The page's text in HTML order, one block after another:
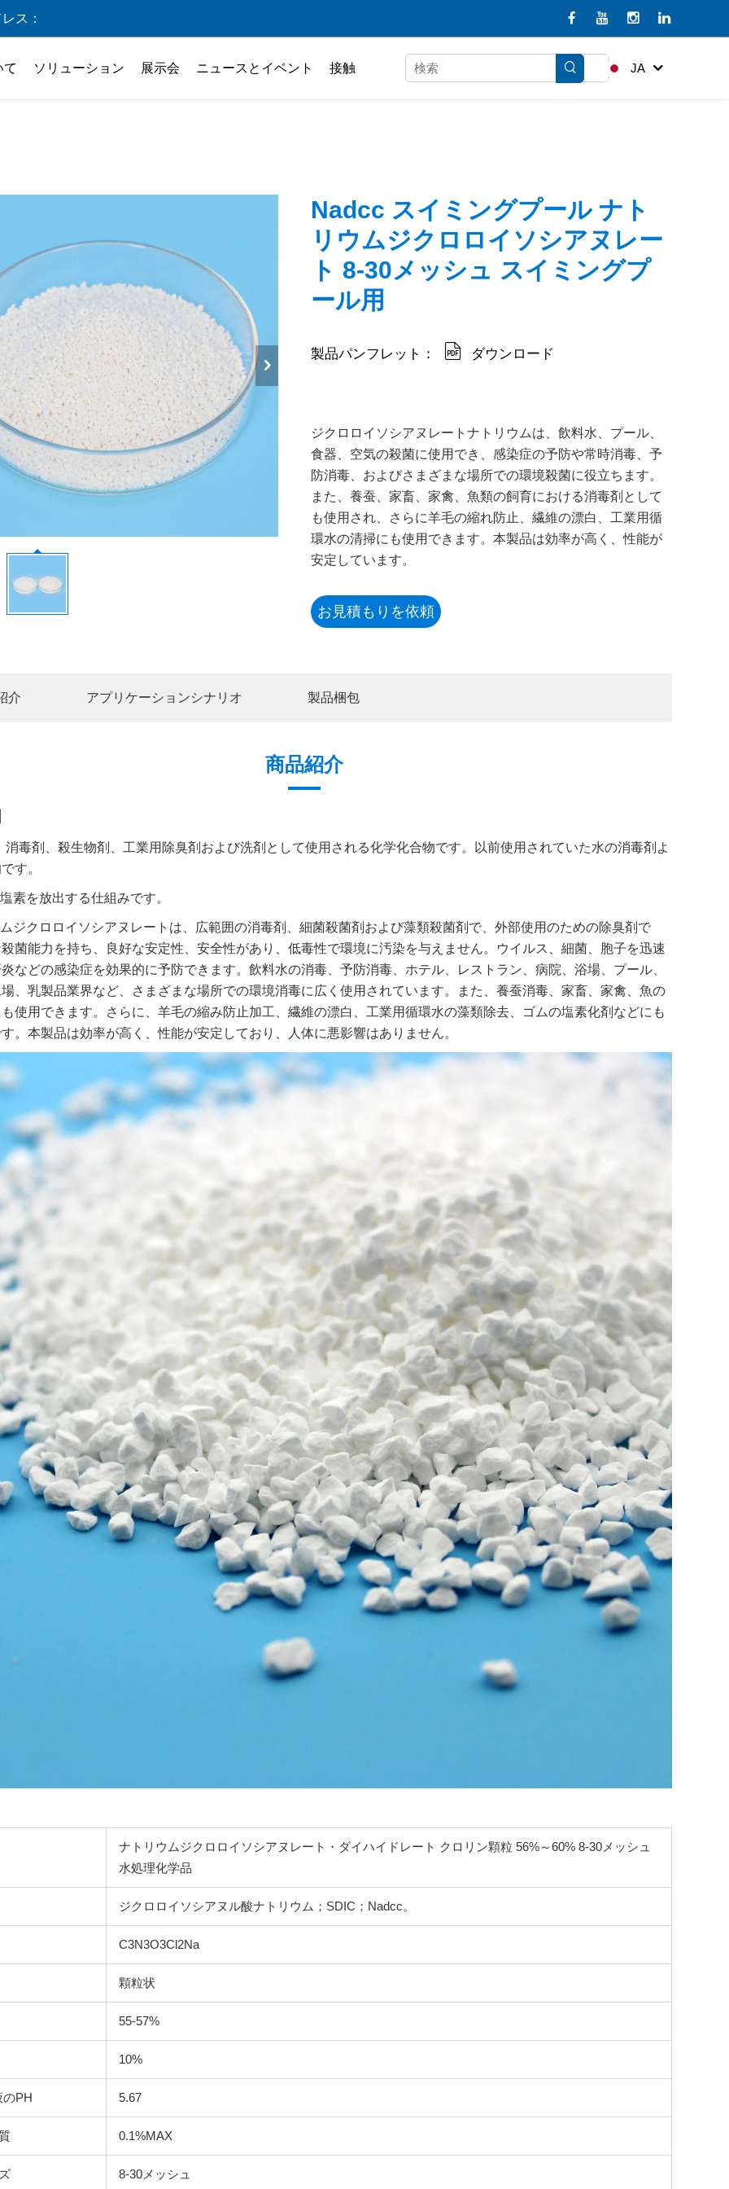
ス：
て ソリューション 展示会 ニュースとイベント 接触 JA
Nadcc スイミングプール ナト
リウムジクロロイソシアヌレー
ト 8-30メッシュ スイミングプ
ール用
製品パンフレット： ダウンロード
ジクロロイソシアヌレートナトリウムは、飲料水、プール、
食器、空気の殺菌に使用でき、感染症の予防や常時消毒、予
防消毒、およびさまざまな場所での環境殺菌に役立ちます。
また、養蚕、家畜、家禽、魚類の飼育における消毒剤として
も使用され、さらに羊毛の縮れ防止、繊維の漂白、工業用循
環水の清掃にも使用できます。本製品は効率が高く、性能が
安定しています。
お見積もりを依頼
介 アプリケーションシナリオ 製品梱包
商品紹介
消毒剤、殺生物剤、工業用除臭剤および洗剤として使用される化学化合物です。以前使用されていた水の消毒剤よ
す。
素を放出する仕組みです。
ジクロロイソシアヌレートは、広範囲の消毒剤、細菌殺菌剤および藻類殺菌剤で、外部使用のための除臭剤で
菌能力を持ち、良好な安定性、安全性があり、低毒性で環境に汚染を与えません。ウイルス、細菌、胞子を迅速
などの感染症を効果的に予防できます。飲料水の消毒、予防消毒、ホテル、レストラン、病院、浴場、プール、
、乳製品業界など、さまざまな場所での環境消毒に広く使用されています。また、養蚕消毒、家畜、家禽、魚の
使用できます。さらに、羊毛の縮み防止加工、繊維の漂白、工業用循環水の藻類除去、ゴムの塩素化剤などにも
。本製品は効率が高く、性能が安定しており、人体に悪影響はありません。
ナトリウムジクロロイソシアヌレート・ダイハイドレート クロリン顆粒 56%～60% 8-30メッシュ
水処理化学品
ジクロロイソシアヌル酸ナトリウム；SDIC；nadcc。
C3N3O3Cl2Na
顆粒状
55-57%
10%
のpH 5.67
0.1%MAX
8-30メッシュ